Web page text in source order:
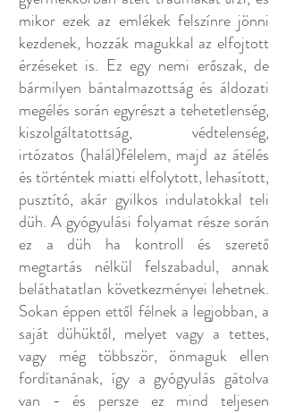
mikor ezek az emlékek felszínre jönni
kezdenek, hozzák magukkal az elfojtott
érzéseket is. Ez egy nemi erőszak, de
bármilyen bántalmazottság és áldozati
megélés során egyrészt a tehetetlenség,
kiszolgáltatottság, védtelenség,
irtózatos (halál)félelem, majd az átélés
és történtek miatti elfolytott, lehasított,
pusztító, akár gyilkos indulatokkal teli
düh. A gyógyulási folyamat része során
ez a düh ha kontroll és szerető
megtartás nélkül felszabadul, annak
beláthatatlan következményei lehetnek.
Sokan éppen ettől félnek a legjobban, a
saját dühüktől, melyet vagy a tettes,
vagy még többször, önmaguk ellen
fordítanának, így a gyógyulás gátolva
van - és persze ez mind teljesen